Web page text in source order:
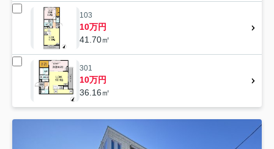
103
10万円
41.70㎡
301
10万円
36.16㎡